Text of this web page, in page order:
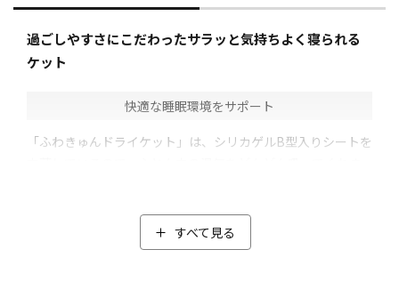
過ごしやすさにこだわったサラッと気持ちよく寝られる
ケット
快適な睡眠環境をサポート
「ふわきゅんドライケット」は、シリカゲルB型入りシートを
アンモニアや加齢臭の原因と言われるノネナール臭を抑え、
すべて見る